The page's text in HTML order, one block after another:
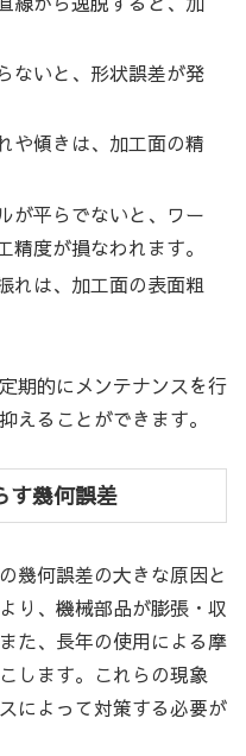
ないと、形状誤差が発
や傾きは、加工面の精
が平らでないと、ワー
度が損なわれます。
れは、加工面の表面粗
期的にメンテナンスを行
えることができます。
す幾何誤差
幾何誤差の大きな原因と
り、機械部品が膨張・収
た、長年の使用による摩
します。これらの現象
によって対策する必要が